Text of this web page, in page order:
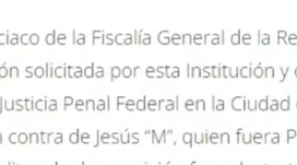
matutina del presidente de México,
del informe “Cero Impunidad”,